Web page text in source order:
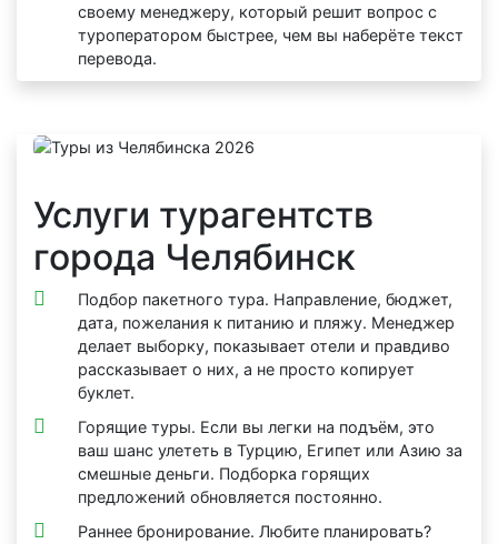
своему менеджеру, который решит вопрос с
туроператором быстрее, чем вы наберёте текст
перевода.
Услуги турагентств
города Челябинск
Подбор пакетного тура. Направление, бюджет,
дата, пожелания к питанию и пляжу. Менеджер
делает выборку, показывает отели и правдиво
рассказывает о них, а не просто копирует
буклет.
Горящие туры. Если вы легки на подъём, это
ваш шанс улететь в Турцию, Египет или Азию за
смешные деньги. Подборка горящих
предложений обновляется постоянно.
Раннее бронирование. Любите планировать?